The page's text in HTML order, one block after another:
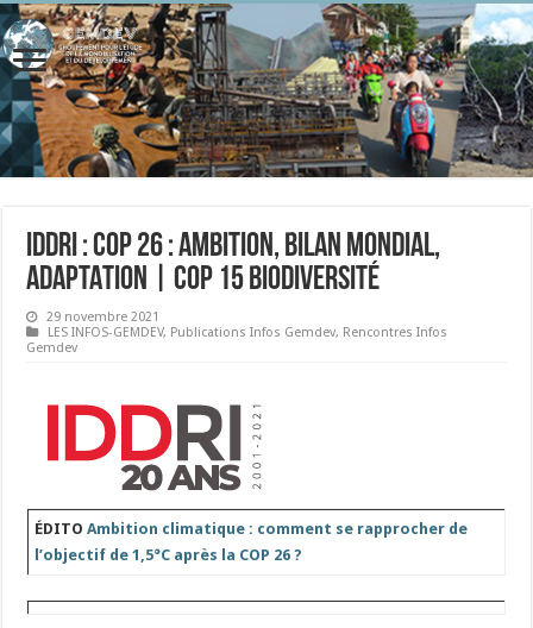
IDDRI : COP 26 : AMBITION, BILAN MONDIAL,
ADAPTATION | COP 15 BIODIVERSITÉ
29 novembre 2021
LES INFOS-GEMDEV, Publications Infos Gemdev, Rencontres Infos
Gemdev
ÉDITO Ambition climatique : comment se rapprocher de
l’objectif de 1,5°C après la COP 26 ?